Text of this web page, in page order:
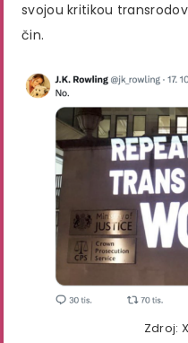
svojou kritikou
čin.
Zdroj: